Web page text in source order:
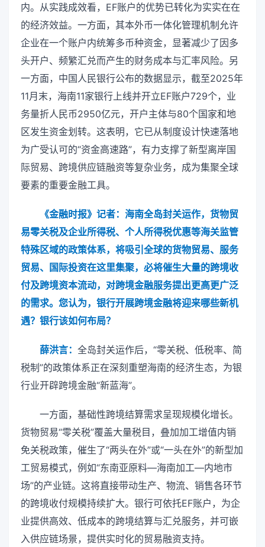
内。从实践成效看，EF账户的优势已转化为实实在在
的经济效益。一方面，其本外币一体化管理机制允许
企业在一个账户内统筹多币种资金，显著减少了因多
头开户、频繁汇兑而产生的财务成本与汇率风险。另
一方面，中国人民银行公布的数据显示，截至2025年
11月末，海南11家银行上线并开立EF账户729个，业
务量折人民币2950亿元，开户主体与80个国家和地
区发生资金划转。这表明，它已从制度设计快速落地
为广受认可的“资金高速路”，有力支撑了新型离岸国
际贸易、跨境供应链融资等复杂业务，成为集聚全球
要素的重要金融工具。
《金融时报》记者：海南全岛封关运作，货物贸
易零关税及企业所得税、个人所得税优惠等海关监管
特殊区域的政策体系，将吸引全球的货物贸易、服务
贸易、国际投资在这里集聚，必将催生大量的跨境收
付及跨境资本流动，对跨境金融服务提出更高更广泛
的需求。您认为，银行开展跨境金融将迎来哪些新机
遇？银行该如何布局？
薛洪言： 全岛封关运作后，“零关税、低税率、简
税制”的政策体系正在深刻重塑海南的经济生态，为银
行业开辟跨境金融“新蓝海”。
一方面，基础性跨境结算需求呈现规模化增长。
货物贸易“零关税”覆盖大量税目，叠加加工增值内销
免关税政策，催生了“两头在外”或“一头在外”的新型加
工贸易模式，例如“东南亚原料—海南加工—内地市
场”的产业链。这将直接带动生产、物流、销售各环节
的跨境收付规模持续扩大。银行可依托EF账户，为企
业提供高效、低成本的跨境结算与汇兑服务，并可嵌
入供应链场景，提供实时化的贸易融资支持。